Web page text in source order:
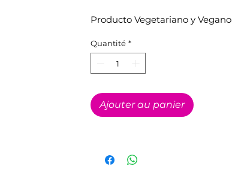
Producto Vegetariano y Vegano
Quantité *
Ajouter au panier